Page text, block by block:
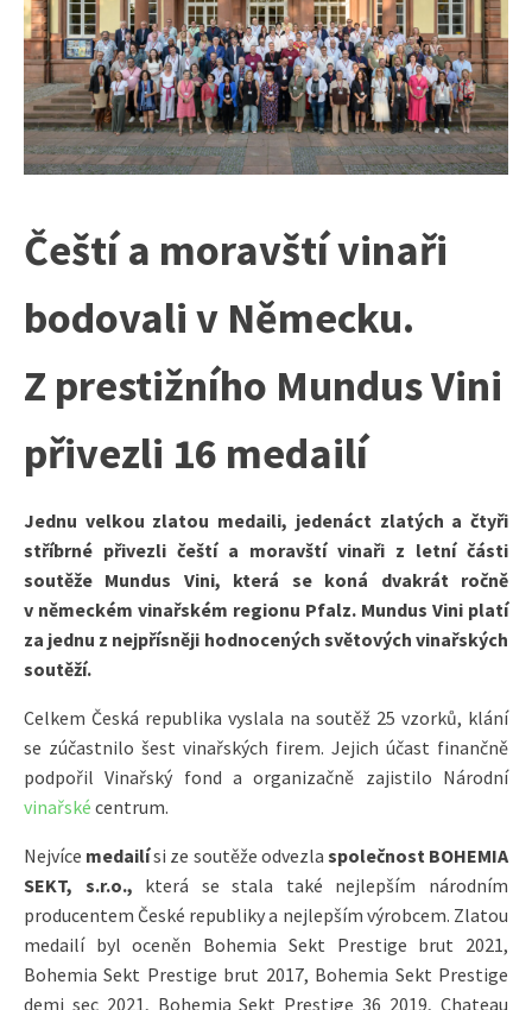
Čeští a moravští vinaři
bodovali v Německu.
Z prestižního Mundus Vini
přivezli 16 medailí
Jednu velkou zlatou medaili, jedenáct zlatých a čtyři
stříbrné přivezli čeští a moravští vinaři z letní části
soutěže Mundus Vini, která se koná dvakrát ročně
v německém vinařském regionu Pfalz. Mundus Vini platí
za jednu z nejpřísněji hodnocených světových vinařských
soutěží.
Celkem Česká republika vyslala na soutěž 25 vzorků, klání
se zúčastnilo šest vinařských firem. Jejich účast finančně
podpořil Vinařský fond a organizačně zajistilo Národní
vinařské centrum.
Nejvíce medailísi ze soutěže odvezla společnost BOHEMIA
SEKT, s.r.o., která se stala také nejlepším národním
producentem České republiky a nejlepším výrobcem. Zlatou
medailí byl oceněn Bohemia Sekt Prestige brut 2021,
Bohemia Sekt Prestige brut 2017, Bohemia Sekt Prestige
demi sec 2021, Bohemia Sekt Prestige 36 2019, Chateau